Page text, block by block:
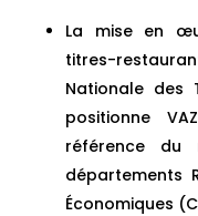
La mise en
titres-
Nationale des
positionne
référence du
départements
Économiques